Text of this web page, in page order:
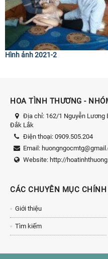
Hình ảnh 2021-2
HOA TÌNH THƯƠNG -
Địa chỉ: 162/1 Nguyễn Lương
Đắk Lắk
Điện thoại: 0909.505.204
Email:
Website: http://
CÁC CHUYÊN MỤC CHÍNH
Giới thiệu
Tìm kiếm